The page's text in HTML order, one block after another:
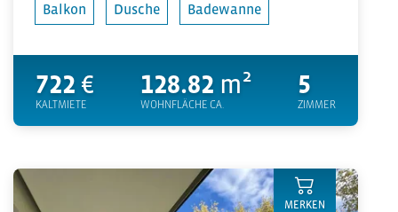
Balkon Dusche Badewanne
722 €
KALTMIETE
128.82 m²
WOHNFLÄCHE CA.
5
ZIMMER
MERKEN